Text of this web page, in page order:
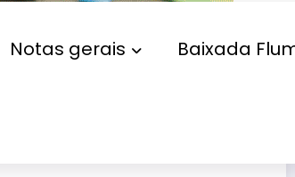
Notas gerais Baixada